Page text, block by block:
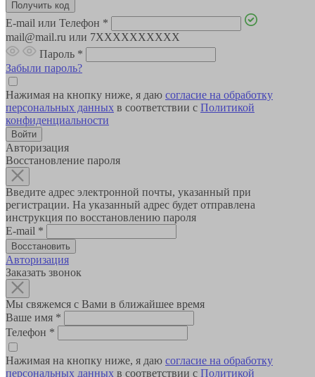
E-mail или Телефон *
mail@mail.ru или 7XXXXXXXXXX
Пароль *
Забыли пароль?
Нажимая на кнопку ниже, я даю согласие на обработку
персональных данных в соответствии с Политикой
конфиденциальности
Авторизация
Восстановление пароля
Введите адрес электронной почты, указанный при
регистрации. На указанный адрес будет отправлена
инструкция по восстановлению пароля
E-mail *
Авторизация
Заказать звонок
Мы свяжемся с Вами в ближайшее время
Ваше имя *
Телефон *
Нажимая на кнопку ниже, я даю согласие на обработку
персональных данных в соответствии с Политикой